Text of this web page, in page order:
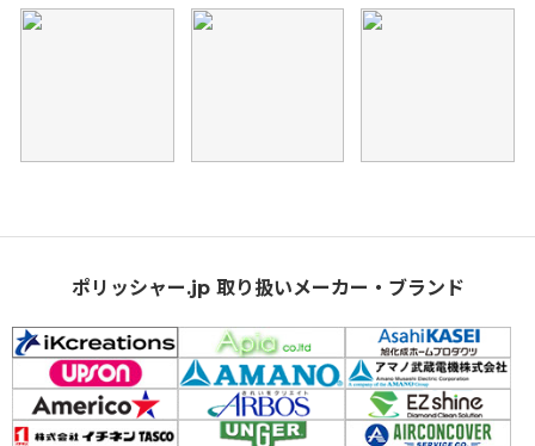
ポリッシャー.jp 取り扱いメーカー・ブランド